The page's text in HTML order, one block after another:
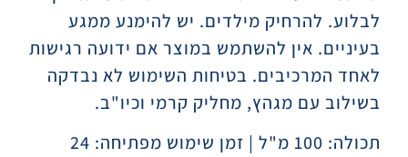
לבלוע. להרחיק מילדים. יש להימנע ממגע
בעיניים. אין להשתמש במוצר אם ידועה רגישות
לאחד המרכיבים. בטיחות השימוש לא נבדקה
בשילוב עם מגהץ, מחליק קרמי וכיו"ב.
תכולה: 100 מ"ל | זמן שימוש מפתיחה: 24